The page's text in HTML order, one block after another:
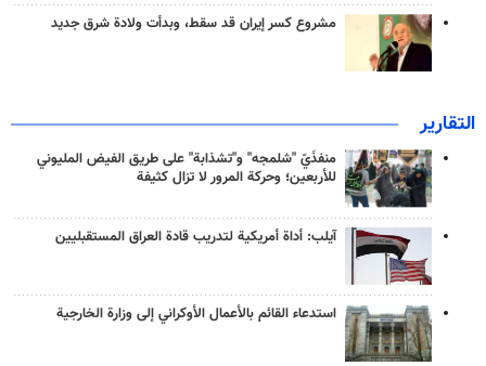
مشروع كسر إيران قد سقط، وبدأت ولادة شرق جديد
التقارير
منفذَيّ "شلمجه" و"تشذابة" على طريق الفيض المليوني
للأربعين؛ وحركة المرور لا تزال كثيفة
آيلب: أداة أمريكية لتدريب قادة العراق المستقبليين
استدعاء القائم بالأعمال الأوكراني إلى وزارة الخارجية